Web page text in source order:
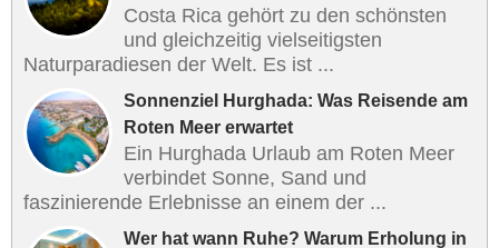
Costa Rica gehört zu den schönsten
und gleichzeitig vielseitigsten
Naturparadiesen der Welt. Es ist ...
Sonnenziel Hurghada: Was Reisende am
Roten Meer erwartet
Ein Hurghada Urlaub am Roten Meer
verbindet Sonne, Sand und
faszinierende Erlebnisse an einem der ...
Wer hat wann Ruhe? Warum Erholung in